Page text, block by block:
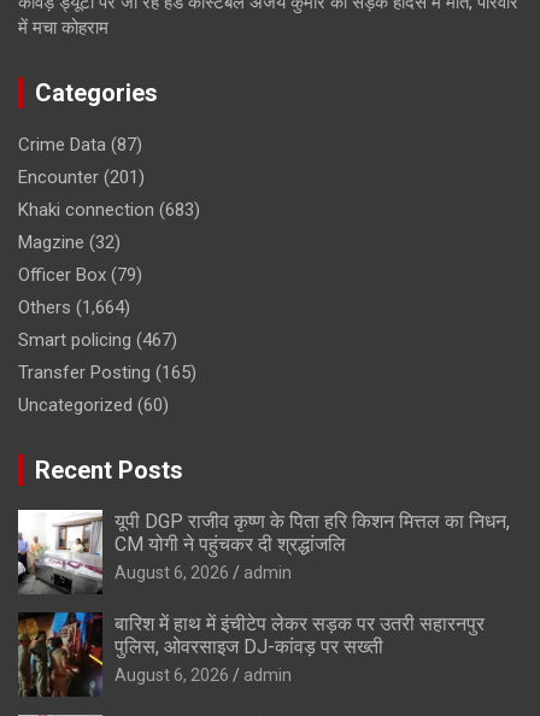
में मचा कोहराम
Categories
Crime Data (87)
Encounter (201)
Khaki connection (683)
Magzine (32)
Officer Box (79)
Others (1,664)
Smart policing (467)
Transfer Posting (165)
Uncategorized (60)
Recent Posts
यूपी DGP राजीव कृष्ण के पिता हरि किशन मित्तल का निधन,
CM योगी ने पहुंचकर दी श्रद्धांजलि
August 6, 2026 admin
बारिश में हाथ में इंचीटेप लेकर सड़क पर उतरी सहारनपुर
पुलिस, ओवरसाइज DJ-कांवड़ पर सख्ती
August 6, 2026 admin